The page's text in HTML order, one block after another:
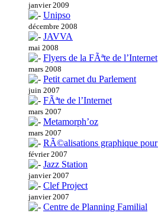
janvier 2009
Unipso
décembre 2008
JAVVA
mai 2008
Flyers de la FÃªte de l’Internet
mars 2008
Petit carnet du Parlement
juin 2007
FÃªte de l’Internet
mars 2007
Metamorph’oz
mars 2007
RÃ©alisations graphique pour
février 2007
Jazz Station
janvier 2007
Clef Project
janvier 2007
Centre de Planning Familial